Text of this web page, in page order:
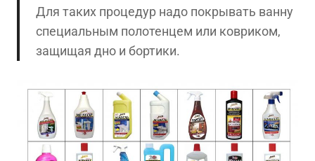
Для таких процедур надо покрывать ванну
специальным полотенцем или ковриком,
защищая дно и бортики.